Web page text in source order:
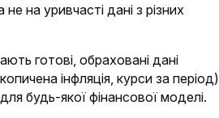
на уривчасті дані з різних
готові, обраховані дані
інфляція, курси за період),
будь-якої фінансової моделі.